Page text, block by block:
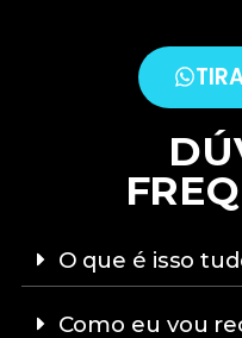
O que é isso
Como eu vou